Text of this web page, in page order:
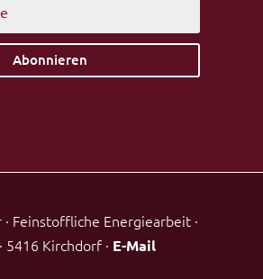
Abonnieren
Feinstoffliche Energiearbeit ·
5416 Kirchdorf · E-Mail